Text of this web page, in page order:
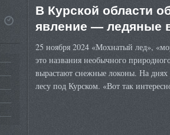
В Курской области
явление — ледяные
25 ноября 2024 «Мохнатый лед»,
это названия необычного
вырастают снежные локоны. На
лесу под Курском. «Вот так